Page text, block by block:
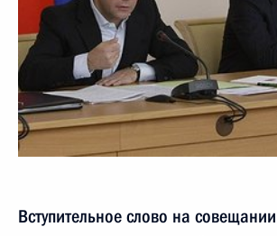
Вступительное слово на